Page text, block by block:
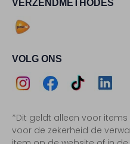
VERZENDMETHODES
VOLG ONS
Instagram
Facebook
TikTok
*Dit geldt alleen voor
voor de zekerheid de